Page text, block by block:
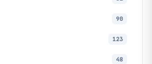
90
123
48